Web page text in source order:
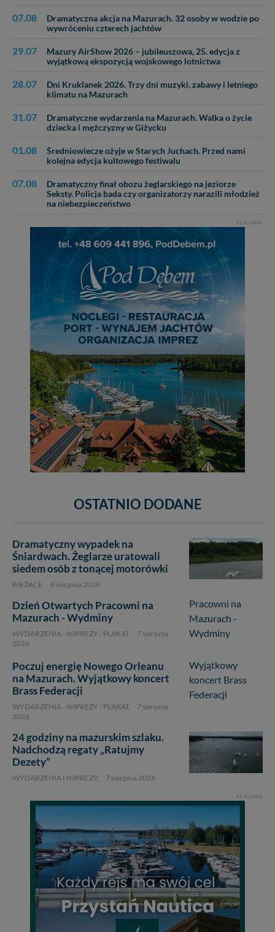
07.08
Dramatyczna akcja na Mazurach. 32 osoby w wodzie po
wywróceniu czterech jachtów
29.07
Mazury AirShow 2026 – jubileuszowa, 25. edycja z
wyjątkową ekspozycją wojskowego lotnictwa
28.07
Dni Kruklanek 2026. Trzy dni muzyki, zabawy i letniego
klimatu na Mazurach
31.07
Dramatyczne wydarzenia na Mazurach. Walka o życie
dziecka i mężczyzny w Giżycku
01.08
Średniowiecze ożyje w Starych Juchach. Przed nami
kolejna edycja kultowego festiwalu
07.08
Dramatyczny finał obozu żeglarskiego na jeziorze
Seksty. Policja bada czy organizatorzy narazili młodzież
na niebezpieczeństwo
REKLAMA
OSTATNIO DODANE
Dramatyczny wypadek na
Śniardwach. Żeglarze uratowali
siedem osób z tonącej motorówki
BIEŻĄCE, 8 sierpnia 2026
Dzień Otwartych Pracowni na
Mazurach - Wydminy
WYDARZENIA - IMPREZY / PLAKAT,
7 sierpnia
2026
Poczuj energię Nowego Orleanu
na Mazurach. Wyjątkowy koncert
Brass Federacji
WYDARZENIA - IMPREZY / PLAKAT,
7 sierpnia
2026
24 godziny na mazurskim szlaku.
Nadchodzą regaty „Ratujmy
Dezety”
WYDARZENIA I IMPREZY, 7 sierpnia 2026
REKLAMA